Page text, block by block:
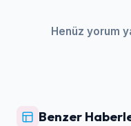
Henüz yorum
Benzer